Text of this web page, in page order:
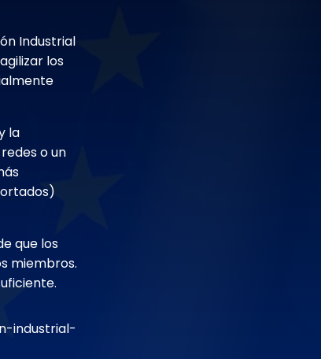
Industrial
los
la
o un
que los
miembros.
industrial-